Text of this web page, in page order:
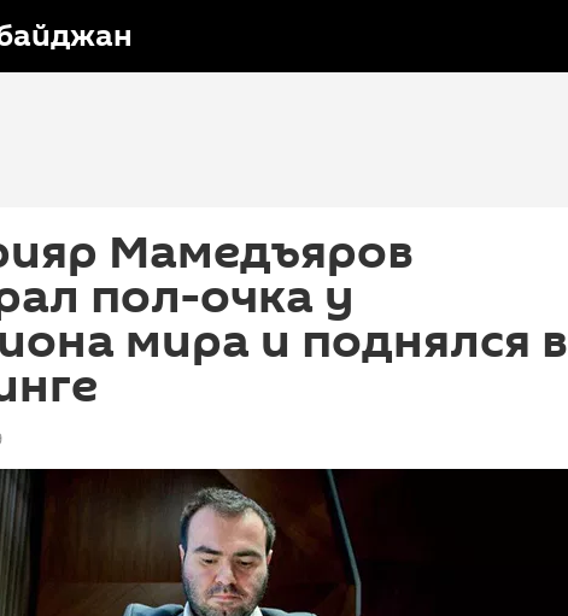
Мамедъяров
пол-очка у
мира и поднялся в